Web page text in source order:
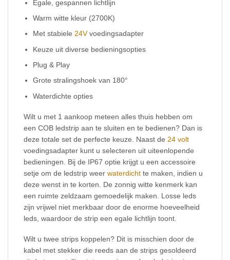
Egale, gespannen lichtlijn
Warm witte kleur (2700K)
Met stabiele24Vvoedingsadapter
Keuze uit diverse bedieningsopties
Plug & Play
Grote stralingshoek van 180°
Waterdichte opties
Wilt u met 1 aankoop meteen alles thuis hebben om
een COB ledstrip aan te sluiten en te bedienen? Dan is
deze totale set de perfecte keuze. Naast de 24 volt
voedingsadapter kunt u selecteren uit uiteenlopende
bedieningen. Bij de IP67 optie krijgt u een accessoire
setje om de ledstrip weer waterdicht te maken, indien u
deze wenst in te korten. De zonnig witte kenmerk kan
een ruimte zeldzaam gemoedelijk maken. Losse leds
zijn vrijwel niet merkbaar door de enorme hoeveelheid
leds, waardoor de strip een egale lichtlijn toont.
Wilt u twee strips koppelen? Dit is misschien door de
kabel met stekker die reeds aan de strips gesoldeerd